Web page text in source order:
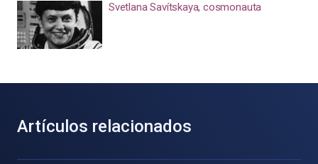
Svetlana Savítskaya, cosmonauta
Artículos relacionados